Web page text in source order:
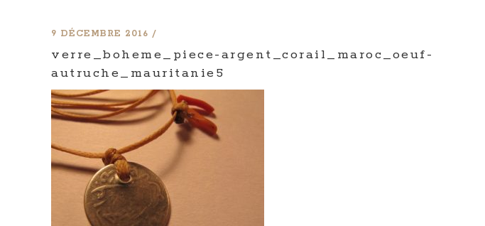
9 DÉCEMBRE 2016
verre_boheme_piece-argent_corail_maroc_oeuf-
autruche_mauritanie5